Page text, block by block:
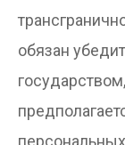
обязан